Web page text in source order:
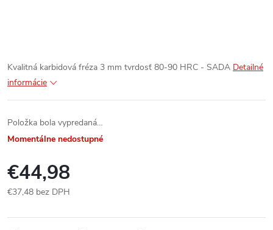
Kvalitná karbidová fréza 3 mm tvrdosť 80-90 HRC - SADA Detailné
informácie
Položka bola vypredaná…
Momentálne nedostupné
€44,98
€37,48 bez DPH
cena: